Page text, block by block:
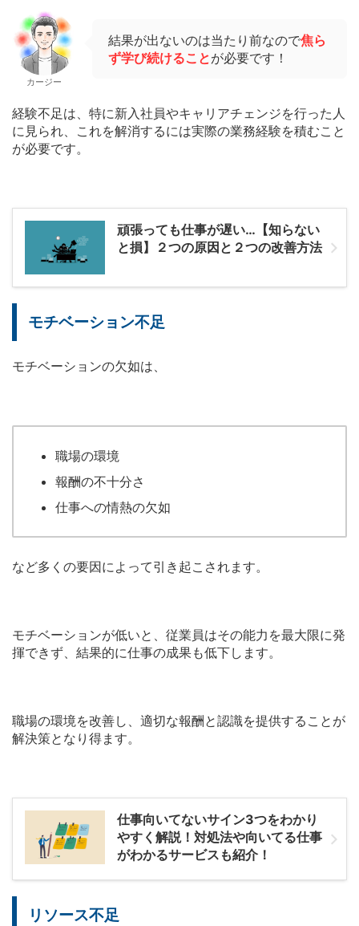
カージー
結果が出ないのは当たり前なので焦ら
ず学び続けることが必要です！
経験不足は、特に新入社員やキャリアチェンジを行った人
に見られ、これを解消するには実際の業務経験を積むこと
が必要です。
頑張っても仕事が遅い…【知らない
と損】２つの原因と２つの改善方法
モチベーション不足
モチベーションの欠如は、
職場の環境
報酬の不十分さ
仕事への情熱の欠如
など多くの要因によって引き起こされます。
モチベーションが低いと、従業員はその能力を最大限に発
揮できず、結果的に仕事の成果も低下します。
職場の環境を改善し、適切な報酬と認識を提供することが
解決策となり得ます。
仕事向いてないサイン3つをわかり
やすく解説！対処法や向いてる仕事
がわかるサービスも紹介！
リソース不足